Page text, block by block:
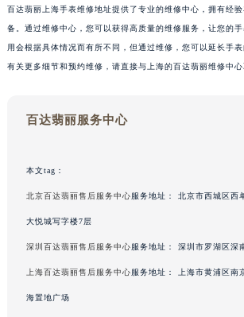
百达翡丽上海手表维修地址提供了专业的维修中心，拥有经
备。通过维修中心，您可以获得高质量的维修服务，让您的
用会根据具体情况而有所不同，但通过维修，您可以延长手表
有关更多细节和预约维修，请直接与上海的百达翡丽维修中心
百达翡丽服务中心
本文tag：
北京百达翡丽售后服务中心服务地址： 北京市西城区西
大悦城写字楼7层
深圳百达翡丽售后服务中心服务地址： 深圳市罗湖区深
上海百达翡丽售后服务中心服务地址： 上海市黄浦区南
海置地广场